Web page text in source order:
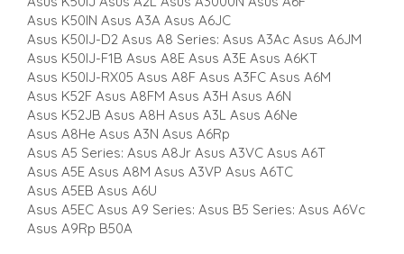
Asus K50IN Asus A3A Asus A6JC
Asus K50IJ-D2 Asus A8 Series: Asus A3Ac Asus A6JM
Asus K50IJ-F1B Asus A8E Asus A3E Asus A6KT
Asus K50IJ-RX05 Asus A8F Asus A3FC Asus A6M
Asus K52F Asus A8FM Asus A3H Asus A6N
Asus K52JB Asus A8H Asus A3L Asus A6Ne
Asus A8He Asus A3N Asus A6Rp
Asus A5 Series: Asus A8Jr Asus A3VC Asus A6T
Asus A5E Asus A8M Asus A3VP Asus A6TC
Asus A5EB Asus A6U
Asus A5EC Asus A9 Series: Asus B5 Series: Asus A6Vc
Asus A9Rp B50A